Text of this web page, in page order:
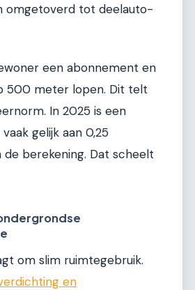
omgetoverd tot deelauto-
een abonnement en
500 meter lopen. Dit telt
In 2025 is een
gelijk aan 0,25
de berekening. Dat scheelt
om slim ruimtegebruik.
en